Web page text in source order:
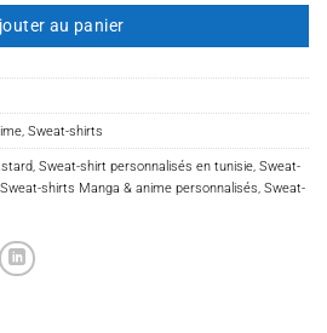
au panier
, Sweat-shirts
, Sweat-shirt personnalisés en tunisie, Sweat-
Sweat-shirts Manga & anime personnalisés, Sweat-